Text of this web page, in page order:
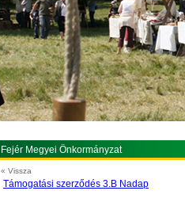
Fejér Megyei Önkormányzat
« Vissza
Támogatási szerződés 3.B Nadap